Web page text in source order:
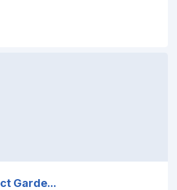
Garde...